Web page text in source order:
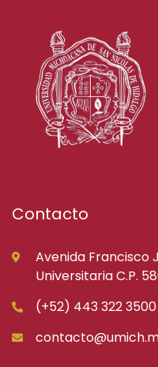
Contacto
Avenida Francisco
Universitaria C.P.
(+52) 443 322 3500